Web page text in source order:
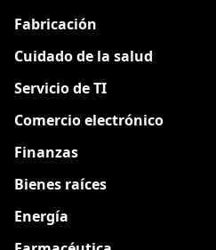
Fabricación
Cuidado de la salud
Servicio de TI
Comercio electrónico
Finanzas
Bienes raíces
Energía